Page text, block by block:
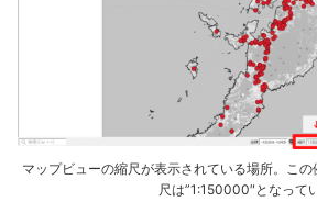
マップビューの縮尺が表示されている場所。こ
尺は”1:150000″となって